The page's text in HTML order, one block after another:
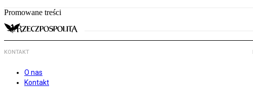
Promowane treści
KONTAKT
O nas
Kontakt